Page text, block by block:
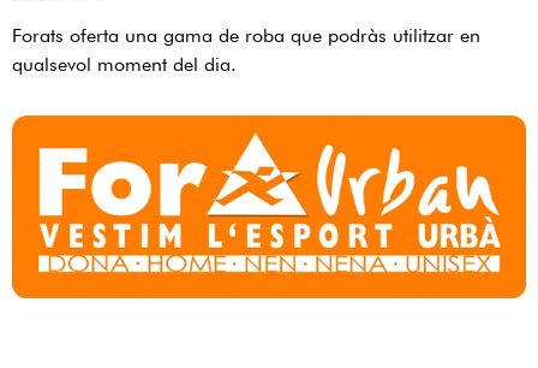
Forats oferta una gama de roba que podràs utilitzar en
qualsevol moment del dia.